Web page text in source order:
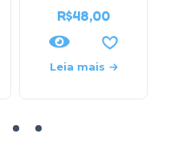
R$48,00
Leia mais